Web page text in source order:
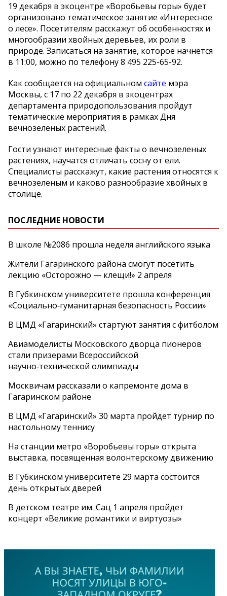
19 декабря в экоцентре «Воробьевы горы» будет
организовано тематическое занятие «Интересное
о лесе». Посетителям расскажут об особенностях и
многообразии хвойных деревьев, их роли в
природе. Записаться на занятие, которое начнется
в 11:00, можно по телефону 8 495 225-65-92.
Как сообщается на официальном сайте мэра
Москвы, с 17 по 22 декабря в экоцентрах
департамента природопользования пройдут
тематические мероприятия в рамках Дня
вечнозеленых растений.
Гости узнают интересные факты о вечнозеленых
растениях, научатся отличать сосну от ели.
Специалисты расскажут, какие растения относятся к
вечнозеленым и каково разнообразие хвойных в
столице.
ПОСЛЕДНИЕ НОВОСТИ
В школе №2086 прошла неделя английского языка
Жители Гагаринского района смогут посетить
лекцию «Осторожно — клещи!» 2 апреля
В Губкинском университете прошла конференция
«Социально‑гуманитарная безопасность России»
В ЦМД «Гагаринский» стартуют занятия с фитболом
Авиамоделисты Московского дворца пионеров
стали призерами Всероссийской
научно‑технической олимпиады
Москвичам рассказали о капремонте дома в
Гагаринском районе
В ЦМД «Гагаринский» 30 марта пройдет турнир по
настольному теннису
На станции метро «Воробьевы горы» открыта
выставка, посвященная волонтерскому движению
В Губкинском университете 29 марта состоится
день открытых дверей
В детском театре им. Сац 1 апреля пройдет
концерт «Великие романтики и виртуозы»